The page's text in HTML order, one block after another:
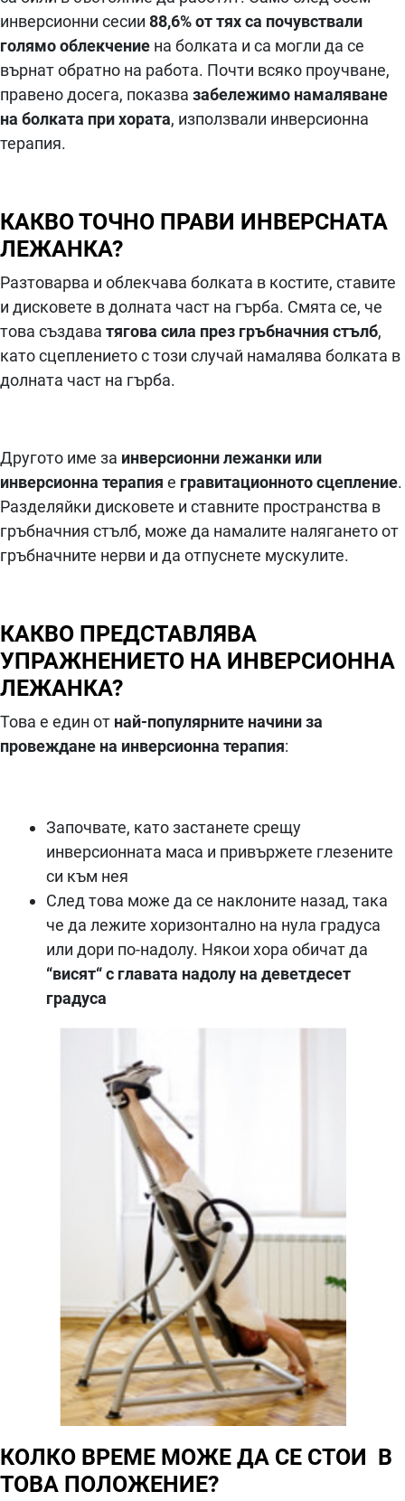
инверсионни сесии 88,6% от тях са почувствали
голямо облекчение на болката и са могли да се
върнат обратно на работа. Почти всяко проучване,
правено досега, показва забележимо намаляване
на болката при хората, използвали инверсионна
терапия.
КАКВО ТОЧНО ПРАВИ ИНВЕРСНАТА
ЛЕЖАНКА?
Разтоварва и облекчава болката в костите, ставите
и дисковете в долната част на гърба. Смята се, че
това създава тягова сила през гръбначния стълб,
като сцеплението с този случай намалява болката в
долната част на гърба.
Другото име за инверсионни лежанки или
инверсионна терапия е гравитационното сцепление.
Разделяйки дисковете и ставните пространства в
гръбначния стълб, може да намалите налягането от
гръбначните нерви и да отпуснете мускулите.
КАКВО ПРЕДСТАВЛЯВА
УПРАЖНЕНИЕТО НА ИНВЕРСИОННА
ЛЕЖАНКА?
Това е един от най-популярните начини за
провеждане на инверсионна терапия:
Започвате, като застанете срещу
инверсионната маса и привържете глезените
си към нея
След това може да се наклоните назад, така
че да лежите хоризонтално на нула градуса
или дори по-надолу. Някои хора обичат да
“висят“ с главата надолу на деветдесет
градусa
КОЛКО ВРЕМЕ МОЖЕ ДА СЕ СТОИ В
ТОВА ПОЛОЖЕНИЕ?